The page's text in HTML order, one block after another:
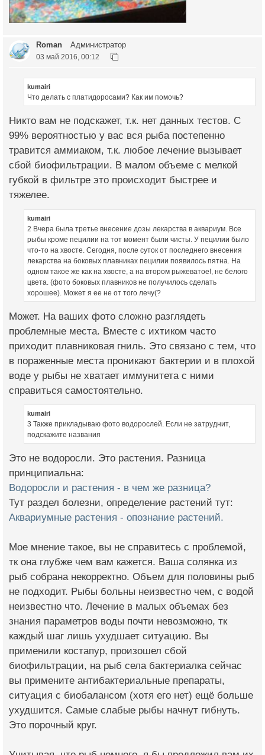
Roman Администратор
03 май 2016, 00:12
kumairi
Что делать с платидоросами? Как им помочь?
Никто вам не подскажет, т.к. нет данных тестов. С
99% вероятностью у вас вся рыба постепенно
травится аммиаком, т.к. любое лечение вызывает
сбой биофильтрации. В малом объеме с мелкой
губкой в фильтре это происходит быстрее и
тяжелее.
kumairi
2 Вчера была третье внесение дозы лекарства в аквариум. Все
рыбы кроме пецилии на тот момент были чисты. У пецилии было
что-то на хвосте. Сегодня, после суток от последнего внесения
лекарства на боковых плавниках пецилии появилось пятна. На
одном такое же как на хвосте, а на втором рыжеватое!, не белого
цвета. (фото боковых плавников не получилось сделать
хорошее). Может я ее не от того лечу(?
Может. На ваших фото сложно разглядеть
проблемные места. Вместе с ихтиком часто
приходит плавниковая гниль. Это связано с тем, что
в пораженные места проникают бактерии и в плохой
воде у рыбы не хватает иммунитета с ними
справиться самостоятельно.
kumairi
3 Также прикладываю фото водорослей. Если не затруднит,
подскажите названия
Это не водоросли. Это растения. Разница
принципиальна:
Водоросли и растения - в чем же разница?
Тут раздел болезни, определение растений тут:
Аквариумные растения - опознание растений.
Мое мнение такое, вы не справитесь с проблемой,
тк она глубже чем вам кажется. Ваша солянка из
рыб собрана некорректно. Объем для половины рыб
не подходит. Рыбы больны неизвестно чем, с водой
неизвестно что. Лечение в малых объемах без
знания параметров воды почти невозможно, тк
каждый шаг лишь ухудшает ситуацию. Вы
применили костапур, произошел сбой
биофильтрации, на рыб села бактериалка сейчас
вы примените антибактериальные препараты,
ситуация с биобалансом (хотя его нет) ещё больше
ухудшится. Самые слабые рыбы начнут гибнуть.
Это порочный круг.